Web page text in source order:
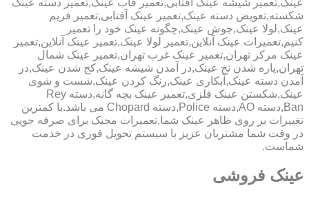
شکسته,تعویض دسته عینک,تعمیر عینک آفتابی,تعمیر فریم
عینک,لولا عینک,جوش عینک,چگونه عینک خود را تعمیر
کنیم,تعمیرات عینک آنلاین,تعمیر لولا عینک,تعمیر عینک آنلاین,تعمیر
عینک مرکز تهران,تعمیر عینک غرب تهران,تعمیر عینک شمال
تهران,پاره شدن نخ عینک,در آمدن شیشه عینک,کج شدن عینک,در
آمدن دسته عینک,آبکاری عینک,رنگ کردن عینک,شست و شوی
عینک,شکستن عینک فلزی,تعمیر عینک بچه گانه,دسته Rey
Ban,دسته AO,دسته Police,دسته Chopard می باشد.با کمترین
تغییرات بر روی ظاهر عینک شما,تعمیرات مجیک برای صرفه جویی
در وقت شما مشتریان عزیز با سیستم تحویل فوری در خدمت
شماست.
عینک فروشی